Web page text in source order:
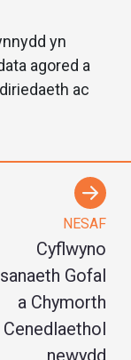
yn
agored a
ac
NESAF
Cyflwyno
Gofal
a Chymorth
Cenedlaethol
newydd